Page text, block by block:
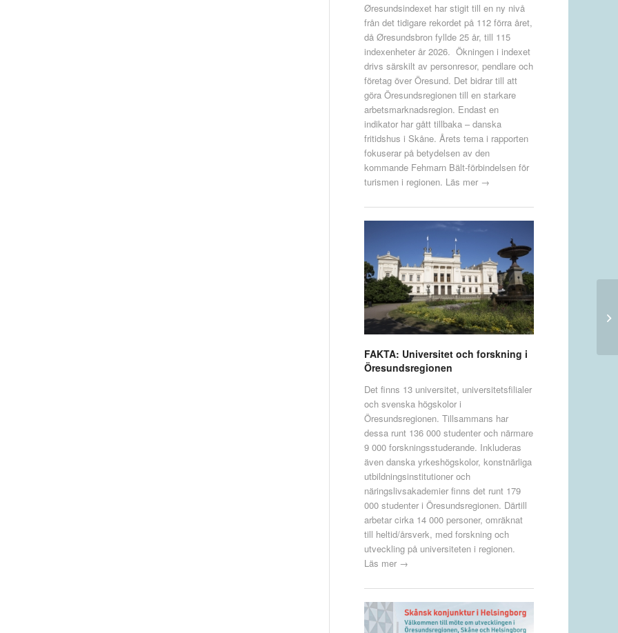
Øresundsindexet har stigit till en ny nivå
från det tidigare rekordet på 112 förra året,
då Øresundsbron fyllde 25 år, till 115
indexenheter år 2026. Ökningen i indexet
drivs särskilt av personresor, pendlare och
företag över Öresund. Det bidrar till att
göra Öresundsregionen till en starkare
arbetsmarknadsregion. Endast en
indikator har gått tillbaka – danska
fritidshus i Skåne. Årets tema i rapporten
fokuserar på betydelsen av den
kommande Fehmarn Bält-förbindelsen för
turismen i regionen. Läs mer →
FAKTA: Universitet och forskning i
Öresundsregionen
Det finns 13 universitet, universitetsfilialer
och svenska högskolor i
Öresundsregionen. Tillsammans har
dessa runt 136 000 studenter och närmare
9 000 forskningsstuderande. Inkluderas
även danska yrkeshögskolor, konstnärliga
utbildningsinstitutioner och
näringslivsakademier finns det runt 179
000 studenter i Öresundsregionen. Därtill
arbetar cirka 14 000 personer, omräknat
till heltid/årsverk, med forskning och
utveckling på universiteten i regionen.
Läs mer →